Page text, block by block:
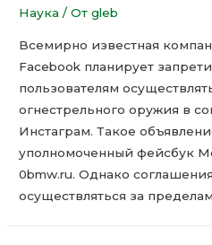
Наука / От gleb
Всемирно известная
Facebook планирует
пользователям
огнестрельного оружия в
Инстаграм. Такое
уполномоченный фейсбук
0bmw.ru. Однако
осуществляться за